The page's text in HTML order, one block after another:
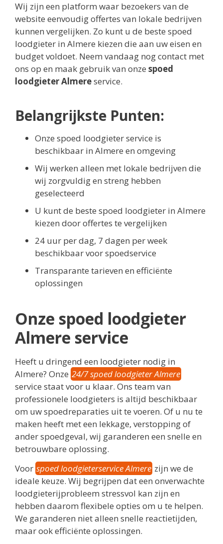
Wij zijn een platform waar bezoekers van de
website eenvoudig offertes van lokale bedrijven
kunnen vergelijken. Zo kunt u de beste spoed
loodgieter in Almere kiezen die aan uw eisen en
budget voldoet. Neem vandaag nog contact met
ons op en maak gebruik van onze spoed
loodgieter Almereservice.
Belangrijkste Punten:
Onze spoed loodgieter service is
beschikbaar in Almere en omgeving
Wij werken alleen met lokale bedrijven die
wij zorgvuldig en streng hebben
geselecteerd
U kunt de beste spoed loodgieter in Almere
kiezen door offertes te vergelijken
24 uur per dag, 7 dagen per week
beschikbaar voor spoedservice
Transparante tarieven en efficiënte
oplossingen
Onze spoed loodgieter
Almere service
Heeft u dringend een loodgieter nodig in
Almere? Onze 24/7 spoed loodgieter Almere
service staat voor u klaar. Ons team van
professionele loodgieters is altijd beschikbaar
om uw spoedreparaties uit te voeren. Of u nu te
maken heeft met een lekkage, verstopping of
ander spoedgeval, wij garanderen een snelle en
betrouwbare oplossing.
Voor spoed loodgieterservice Almere zijn we de
ideale keuze. Wij begrijpen dat een onverwachte
loodgieterijprobleem stressvol kan zijn en
hebben daarom flexibele opties om u te helpen.
We garanderen niet alleen snelle reactietijden,
maar ook efficiënte oplossingen.